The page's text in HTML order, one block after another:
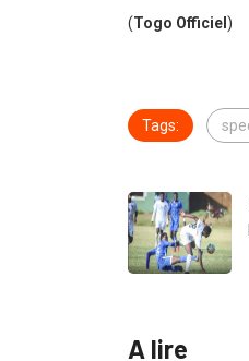
(Togo Officiel )
Tags:
A lire